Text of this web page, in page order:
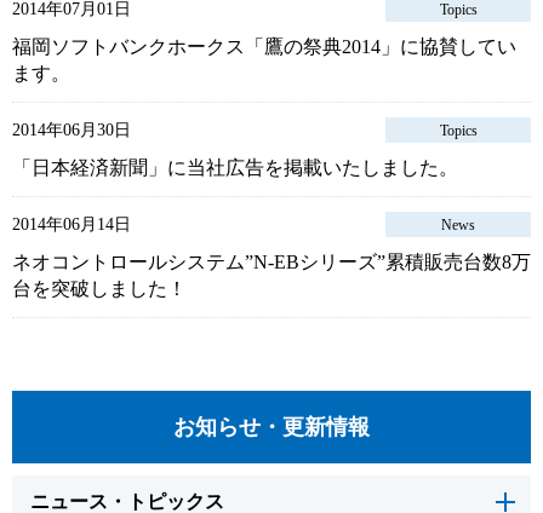
2014年07月01日 Topics
福岡ソフトバンクホークス「鷹の祭典2014」に協賛してい
ます。
2014年06月30日 Topics
「日本経済新聞」に当社広告を掲載いたしました。
2014年06月14日 News
ネオコントロールシステム”N-EBシリーズ”累積販売台数8万
台を突破しました！
お知らせ・更新情報
ニュース・トピックス